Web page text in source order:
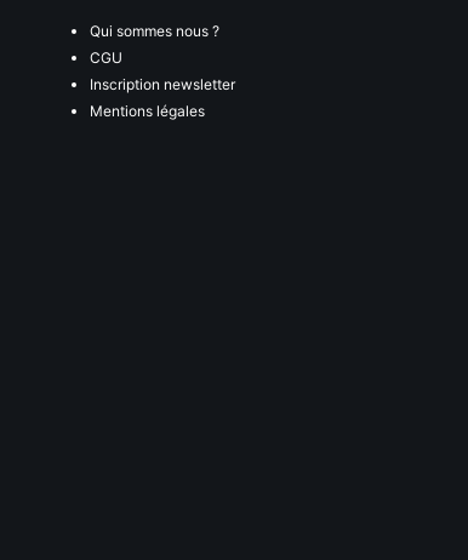
Qui sommes nous ?
CGU
Inscription newsletter
Mentions légales